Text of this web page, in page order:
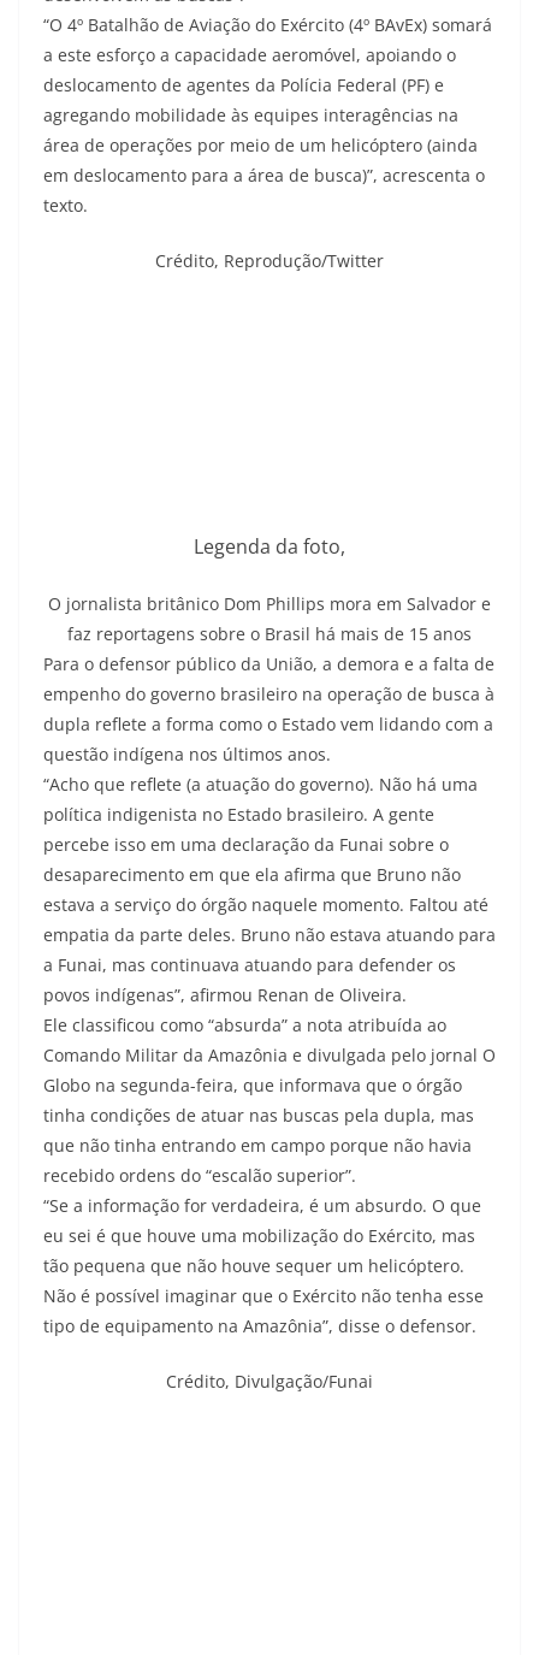
“O 4º Batalhão de Aviação do Exército (4º BAvEx) somará
a este esforço a capacidade aeromóvel, apoiando o
deslocamento de agentes da Polícia Federal (PF) e
agregando mobilidade às equipes interagências na
área de operações por meio de um helicóptero (ainda
em deslocamento para a área de busca)”, acrescenta o
texto.
Crédito, Reprodução/Twitter
Legenda da foto,
O jornalista britânico Dom Phillips mora em Salvador e
faz reportagens sobre o Brasil há mais de 15 anos
Para o defensor público da União, a demora e a falta de
empenho do governo brasileiro na operação de busca à
dupla reflete a forma como o Estado vem lidando com a
questão indígena nos últimos anos.
“Acho que reflete (a atuação do governo). Não há uma
política indigenista no Estado brasileiro. A gente
percebe isso em uma declaração da Funai sobre o
desaparecimento em que ela afirma que Bruno não
estava a serviço do órgão naquele momento. Faltou até
empatia da parte deles. Bruno não estava atuando para
a Funai, mas continuava atuando para defender os
povos indígenas”, afirmou Renan de Oliveira.
Ele classificou como “absurda” a nota atribuída ao
Comando Militar da Amazônia e divulgada pelo jornal O
Globo na segunda-feira, que informava que o órgão
tinha condições de atuar nas buscas pela dupla, mas
que não tinha entrando em campo porque não havia
recebido ordens do “escalão superior”.
“Se a informação for verdadeira, é um absurdo. O que
eu sei é que houve uma mobilização do Exército, mas
tão pequena que não houve sequer um helicóptero.
Não é possível imaginar que o Exército não tenha esse
tipo de equipamento na Amazônia”, disse o defensor.
Crédito, Divulgação/Funai